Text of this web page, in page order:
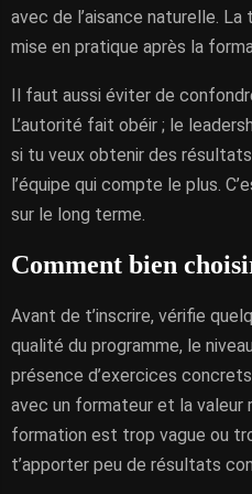
avec de l’aisance naturelle.
mise en pratique après la
Il faut aussi éviter de
L’autorité fait obéir ; le
si tu veux obtenir des résultats
l’équipe qui compte le plus.
sur le long terme.
Comment bien
Avant de t’inscrire, vérifie
qualité du programme, le
présence d’exercices
avec un formateur et la
formation est trop vague ou
t’apporter peu de résultats